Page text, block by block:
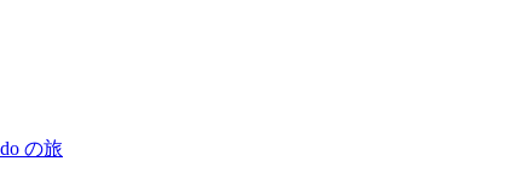
の旅